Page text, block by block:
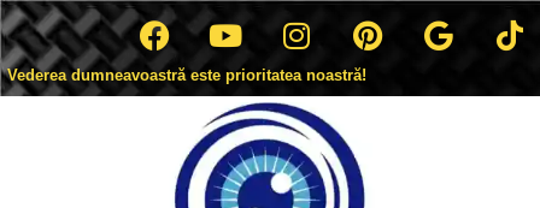
Vederea dumneavoastră este prioritatea noastră!